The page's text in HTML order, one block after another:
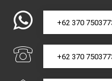
+62 370
+62 370